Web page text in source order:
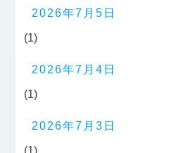
2026年7月5日
(1)
2026年7月4日
(1)
2026年7月3日
(1)